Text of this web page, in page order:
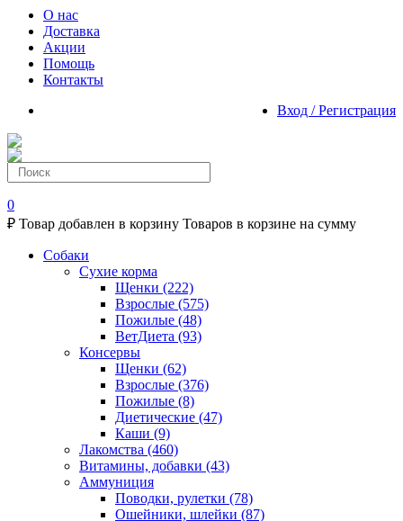
О нас
Доставка
Акции
Помощь
Контакты
Вход / Регистрация
0
₽ Товар добавлен в корзину Товаров в корзине на сумму
Собаки
Сухие корма
Щенки (222)
Взрослые (575)
Пожилые (48)
ВетДиета (93)
Консервы
Щенки (62)
Взрослые (376)
Пожилые (8)
Диетические (47)
Каши (9)
Лакомства (460)
Витамины, добавки (43)
Аммуниция
Поводки, рулетки (78)
Ошейники, шлейки (87)